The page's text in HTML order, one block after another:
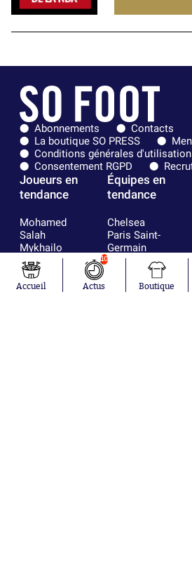
Abonnements
Contacts
La boutique SO PRESS
Conditions générales d'utilisation
Consentement RGPD
Joueurs en
tendance
Mohamed
Salah
Mykhailo
Mudryk
Neymar
Khalis Merah
Équipes en
tendance
Chelsea
Paris Saint-
Germain
Bordeaux
Olympique
lyonnais
Accueil
10
Actus Boutique